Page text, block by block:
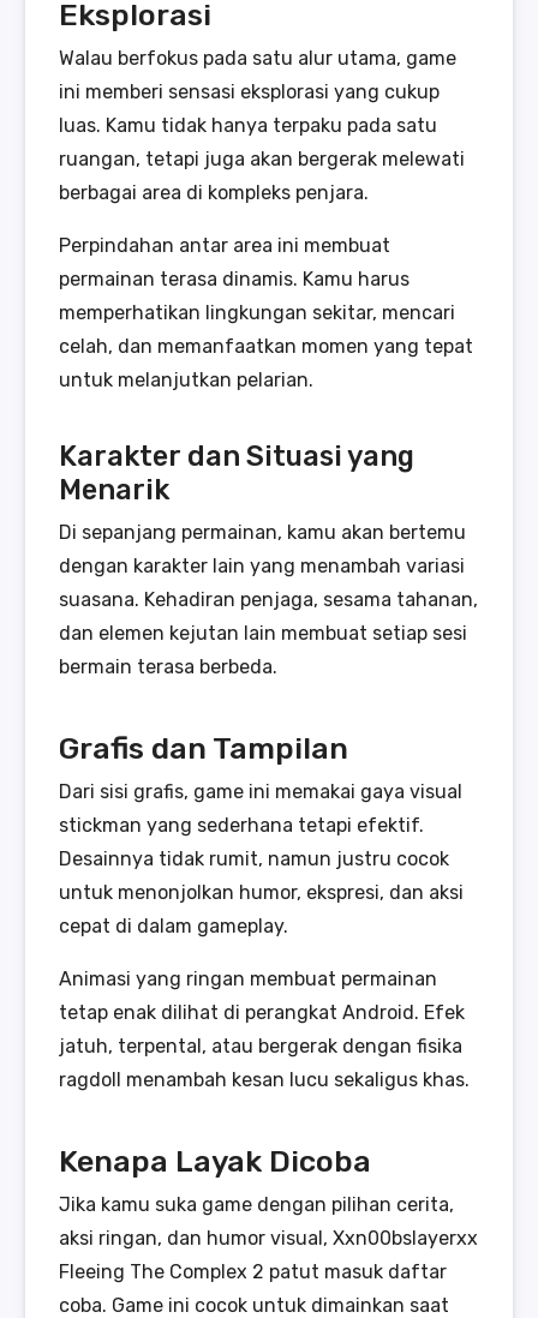
Eksplorasi
Walau berfokus pada satu alur utama, game
ini memberi sensasi eksplorasi yang cukup
luas. Kamu tidak hanya terpaku pada satu
ruangan, tetapi juga akan bergerak melewati
berbagai area di kompleks penjara.
Perpindahan antar area ini membuat
permainan terasa dinamis. Kamu harus
memperhatikan lingkungan sekitar, mencari
celah, dan memanfaatkan momen yang tepat
untuk melanjutkan pelarian.
Karakter dan Situasi yang
Menarik
Di sepanjang permainan, kamu akan bertemu
dengan karakter lain yang menambah variasi
suasana. Kehadiran penjaga, sesama tahanan,
dan elemen kejutan lain membuat setiap sesi
bermain terasa berbeda.
Grafis dan Tampilan
Dari sisi grafis, game ini memakai gaya visual
stickman yang sederhana tetapi efektif.
Desainnya tidak rumit, namun justru cocok
untuk menonjolkan humor, ekspresi, dan aksi
cepat di dalam gameplay.
Animasi yang ringan membuat permainan
tetap enak dilihat di perangkat Android. Efek
jatuh, terpental, atau bergerak dengan fisika
ragdoll menambah kesan lucu sekaligus khas.
Kenapa Layak Dicoba
Jika kamu suka game dengan pilihan cerita,
aksi ringan, dan humor visual, Xxn00bslayerxx
Fleeing The Complex 2 patut masuk daftar
coba. Game ini cocok untuk dimainkan saat